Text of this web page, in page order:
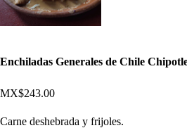
Enchiladas Generales de Chile
MX$243.00
Carne deshebrada y frijoles.